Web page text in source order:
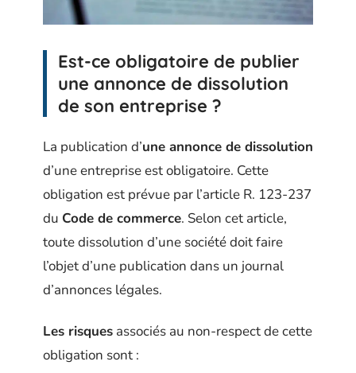
Est-ce obligatoire de publier
une annonce de dissolution
de son entreprise ?
La publication d’une annonce de dissolution
d’une entreprise est obligatoire. Cette
obligation est prévue par l’article R. 123-237
du Code de commerce. Selon cet article,
toute dissolution d’une société doit faire
l’objet d’une publication dans un journal
d’annonces légales.
Les risques associés au non-respect de cette
obligation sont :